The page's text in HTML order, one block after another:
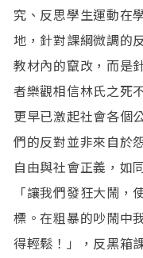
究、反思學生運動在
地，針對課綱微調的
教材內的竄改，而是
者樂觀相信林氏之死
更早已激起社會各個
們的反對並非來自於
自由與社會正義，如
「讓我們發狂大鬧
標。在粗暴的吵鬧中
得輕鬆！」，反黑箱